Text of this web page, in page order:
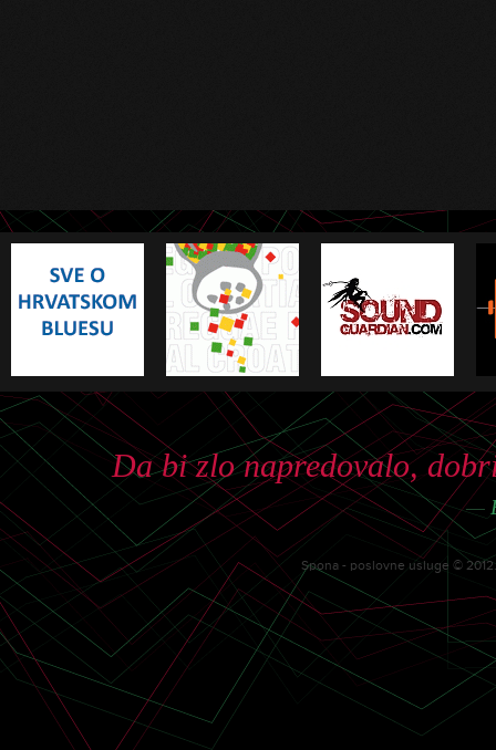
Da bi zlo napredovalo,
—
Spona - poslovne usluge ©